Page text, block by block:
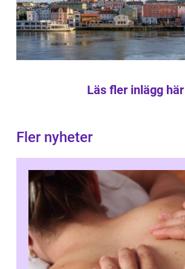
Läs fler inlägg här
Fler nyheter